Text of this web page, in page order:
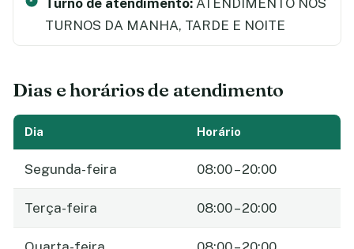
TURNOS DA MANHA, TARDE E NOITE
Dias e horários de atendimento
Dia Horário
Segunda-feira 08:00 – 20:00
Terça-feira 08:00 – 20:00